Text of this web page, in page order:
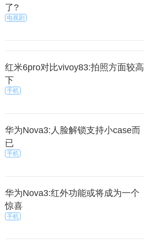
了?
电视剧
红米6pro对比vivoy83:拍照方面较高
下
手机
华为Nova3:人脸解锁支持小case而
已
手机
华为Nova3:红外功能或将成为一个
惊喜
手机